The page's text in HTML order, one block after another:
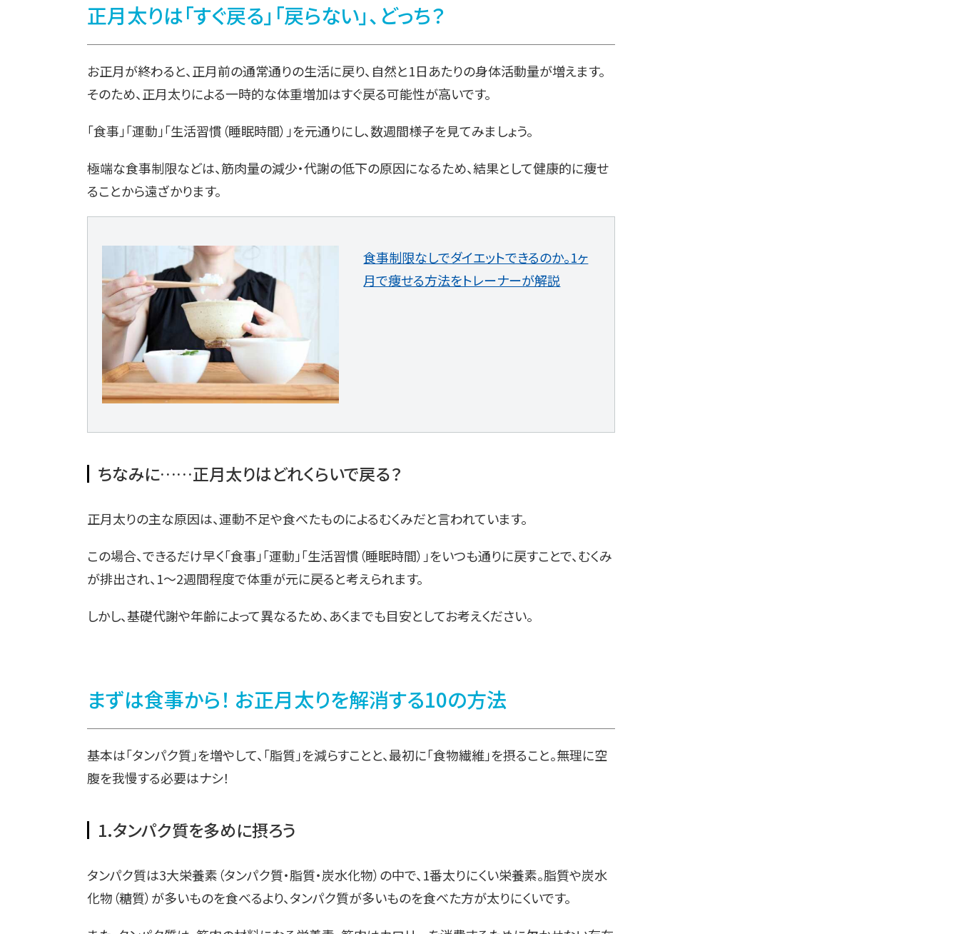
正月太りは「すぐ戻る」「戻らない」、どっち？
お正月が終わると、正月前の通常通りの生活に戻り、自然と1日あたりの身体活動量が増えます。
そのため、正月太りによる一時的な体重増加はすぐ戻る可能性が高いです。
「食事」「運動」「生活習慣（睡眠時間）」を元通りにし、数週間様子を見てみましょう。
極端な食事制限などは、筋肉量の減少・代謝の低下の原因になるため、結果として健康的に痩せ
ることから遠ざかります。
食事制限なしでダイエットできるのか。1ヶ
月で痩せる方法をトレーナーが解説
ちなみに……正月太りはどれくらいで戻る？
正月太りの主な原因は、運動不足や食べたものによるむくみだと言われています。
この場合、できるだけ早く「食事」「運動」「生活習慣（睡眠時間）」をいつも通りに戻すことで、むくみ
が排出され、1〜2週間程度で体重が元に戻ると考えられます。
しかし、基礎代謝や年齢によって異なるため、あくまでも目安としてお考えください。
まずは食事から！ お正月太りを解消する10の方法
基本は「タンパク質」を増やして、「脂質」を減らすことと、最初に「食物繊維」を摂ること。無理に空
腹を我慢する必要はナシ！
1.タンパク質を多めに摂ろう
タンパク質は3大栄養素（タンパク質・脂質・炭水化物）の中で、1番太りにくい栄養素。脂質や炭水
化物（糖質）が多いものを食べるより、タンパク質が多いものを食べた方が太りにくいです。